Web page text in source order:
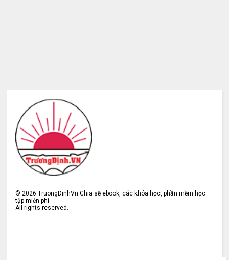
©2026 TruongDinhVn Chia sẽ ebook, các khóa học, phần mềm học
tập miễn phí
All rights reserved.